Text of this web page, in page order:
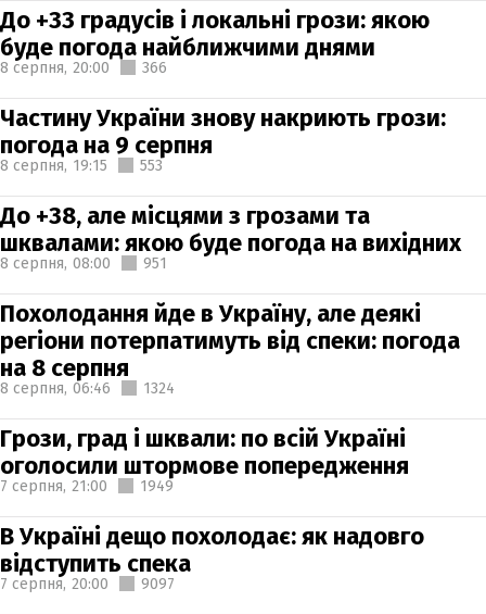
До +33 градусів і локальні грози: якою
буде погода найближчими днями
8 серпня, 20:00 366
Частину України знову накриють грози:
погода на 9 серпня
8 серпня, 19:15 553
До +38, але місцями з грозами та
шквалами: якою буде погода на вихідних
8 серпня, 08:00 951
Похолодання йде в Україну, але деякі
регіони потерпатимуть від спеки: погода
на 8 серпня
8 серпня, 06:46 1324
Грози, град і шквали: по всій Україні
оголосили штормове попередження
7 серпня, 21:00 1949
В Україні дещо похолодає: як надовго
відступить спека
7 серпня, 20:00 9097